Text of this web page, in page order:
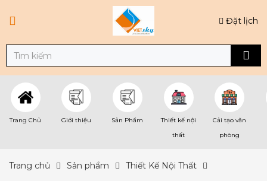
Đặt lịch
Trang Chủ Giới thiệu Sản Phẩm
Thiết kế nội
thất
Cải tạo văn
phòng
Trang chủ Sản phẩm Thiết Kế Nội Thất